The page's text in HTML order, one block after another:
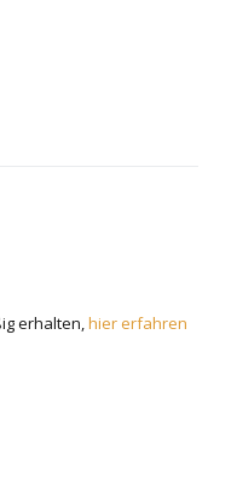
erhalten, hier erfahren